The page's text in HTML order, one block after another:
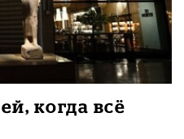
когда всё